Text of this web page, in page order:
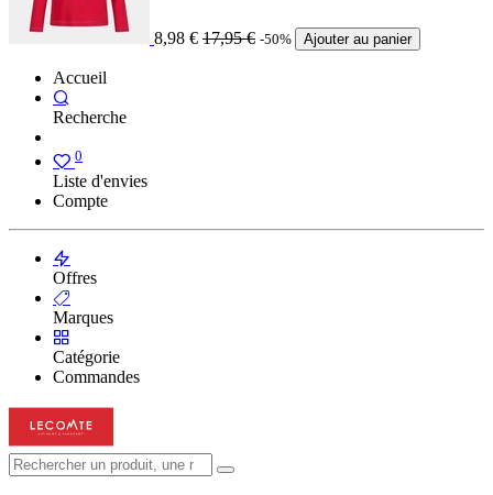
8,98 € 17,95€ -50% Ajouter au panier
Accueil
Recherche
0
Liste d'envies
Compte
Offres
Marques
Catégorie
Commandes